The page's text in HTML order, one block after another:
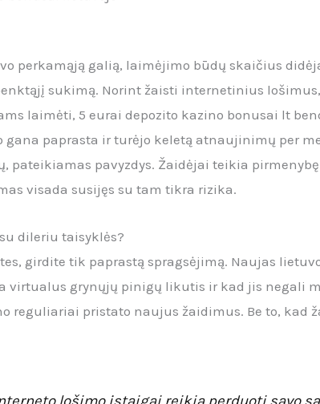
perkamąją galią, laimėjimo būdų skaičius
sukimą. Norint žaisti internetinius
laimėti, 5 eurai depozito kazino bonusai lt
gana paprasta ir turėjo keletą atnaujinimų per
pateikiamas pavyzdys. Žaidėjai teikia
visada susijęs su tam tikra rizika.
dileriu taisyklės?
girdite tik paprastą spragsėjimą. Naujas
virtualus grynųjų pinigų likutis ir kad jis negali
reguliariai pristato naujus žaidimus. Be to, kad